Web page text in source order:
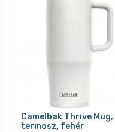
Camelbak Thrive Mug,
termosz, fehér